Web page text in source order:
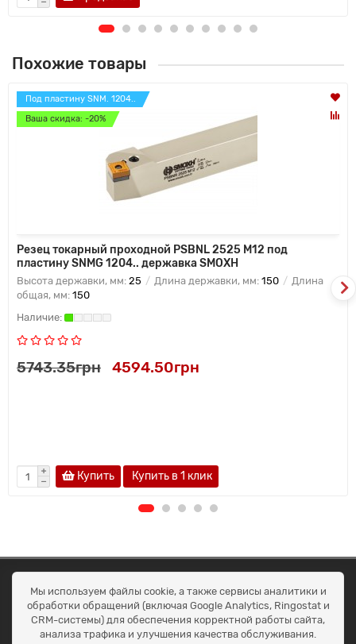
Похожие товары
Под пластину SNM. 1204..
Ваша скидка: -20%
Резец токарный проходной PSBNL 2525 M12 под
пластину SNMG 1204.. державка SMOXH
Высота державки, мм: 25 Длина державки, мм: 150
Длина
общая, мм: 150
5743.35грн 4594.50грн
Купить Купить в 1 клик
ОКЕАН ТРЕЙД
Договір публичної оферти
Доставка та оплата
Наші контакти
Умови повернення
Мы используем файлы cookie, а также сервисы аналитики и
обработки обращений (включая Google Analytics, Ringostat и
CRM-системы) для обеспечения корректной работы сайта,
анализа трафика и улучшения качества обслуживания.